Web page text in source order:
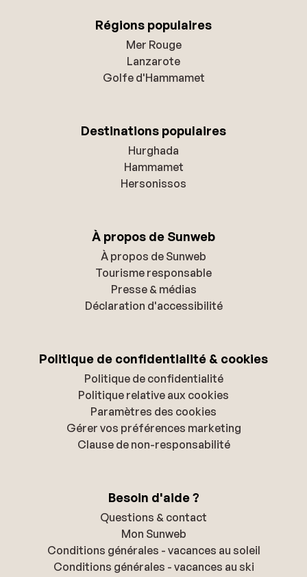
Régions populaires
Mer Rouge
Lanzarote
Golfe d'Hammamet
Destinations populaires
Hurghada
Hammamet
Hersonissos
À propos de Sunweb
À propos de Sunweb
Tourisme responsable
Presse & médias
Déclaration d'accessibilité
Politique de confidentialité & cookies
Politique de confidentialité
Politique relative aux cookies
Paramètres des cookies
Gérer vos préférences marketing
Clause de non-responsabilité
Besoin d'aide ?
Questions & contact
Mon Sunweb
Conditions générales - vacances au soleil
Conditions générales - vacances au ski